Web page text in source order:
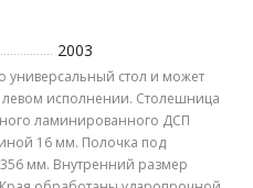
2003
универсальный стол и может
левом исполнении. Столешница
ламинированного ДСП
16 мм. Полочка под
мм. Внутренний размер